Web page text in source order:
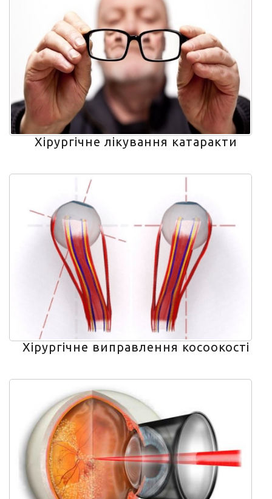
Хірургічне лікування катаракти
Хірургічне виправлення косоокості